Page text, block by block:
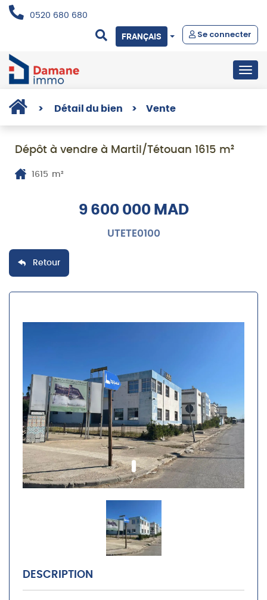
0520 680 680
Se connecter
FRANÇAIS
> Détail du bien > Vente
Dépôt à vendre à Martil/Tétouan 1615 m²
1615 m²
9 600 000 MAD
UTETE0100
Retour
DESCRIPTION